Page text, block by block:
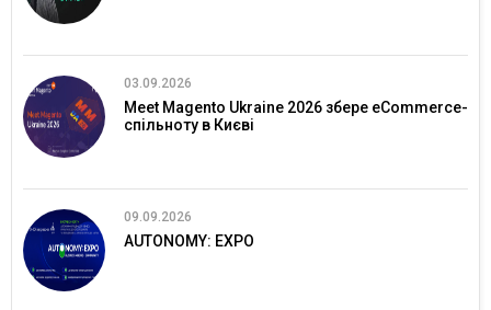
03.09.2026
Meet Magento Ukraine 2026 збере eCommerce-
спільноту в Києві
09.09.2026
AUTONOMY: EXPO